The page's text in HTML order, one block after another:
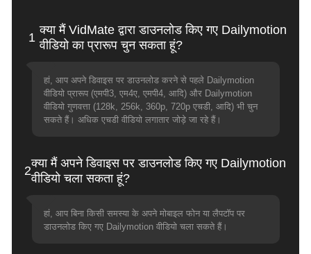
1
क्या मैं VidMate द्वारा डाउनलोड किए गए Dailymotion
वीडियो का प्रारूप चुन सकता हूं?
हां, आप अपने डिवाइस पर डाउनलोड करने से पहले Dailymotion
वीडियो प्रारूप (एमपी3, एम4ए, एमपी4, आदि) और Dailymotion
वीडियो गुणवत्ता (128k, 256k, 360p, 720p एचडी, आदि) भी चुन
सकते हैं। अधिक एचडी वीडियो लगातार जोड़े जा रहे हैं।
2
क्या मैं अपने डिवाइस पर डाउनलोड किए गए Dailymotion
वीडियो चला सकता हूं?
हां, आप बिना किसी समस्या के अपने मोबाइल फोन या लैपटॉप पर
डाउनलोड किए गए Dailymotion वीडियो चला सकते हैं।